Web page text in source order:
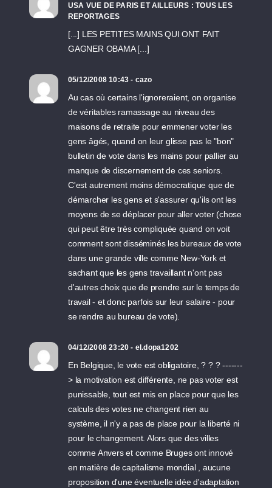
USA VUE DE PARIS ET AILLEURS : TOUS LES
REPORTAGES
[...] LES PETITES MAINS QUI ONT FAIT
GAGNER OBAMA [...]
05/12/2008 10:43 - cazo
Au cas où certains l'ignoreraient, on organise
de véritables ramassage au niveau des
maisons de retraite pour emmener voter les
gens âgés, quand on leur glisse pas le "bon"
bulletin de vote dans les mains pour pallier au
manque de discernement de ces seniors.
C'est autrement moins démocratique que de
démarcher les gens et s'assurer qu'ils ont les
moyens de se déplacer pour aller voter (chose
qui peut être très compliquée quand on voit
comment sont disséminés les bureaux de vote
dans une grande ville comme New-York et
sachant que les gens travaillant n'ont pas
d'autres choix que de prendre sur le temps de
travail - et donc parfois sur leur salaire - pour
se rendre au bureau de vote).
04/12/2008 23:20 - el.dopa1202
En Belgique, le vote est obligatoire, ? ? ? -------
> la motivation est différente, ne pas voter est
punissable, tout est mis en place pour que les
calculs des votes ne changent rien au
système, il n'y a pas de place pour la liberté ni
pour le changement. Alors que des villes
comme Anvers et comme Bruges ont innové
en matière de capitalisme mondial , aucune
proposition d'une éventuelle idée d'adaptation